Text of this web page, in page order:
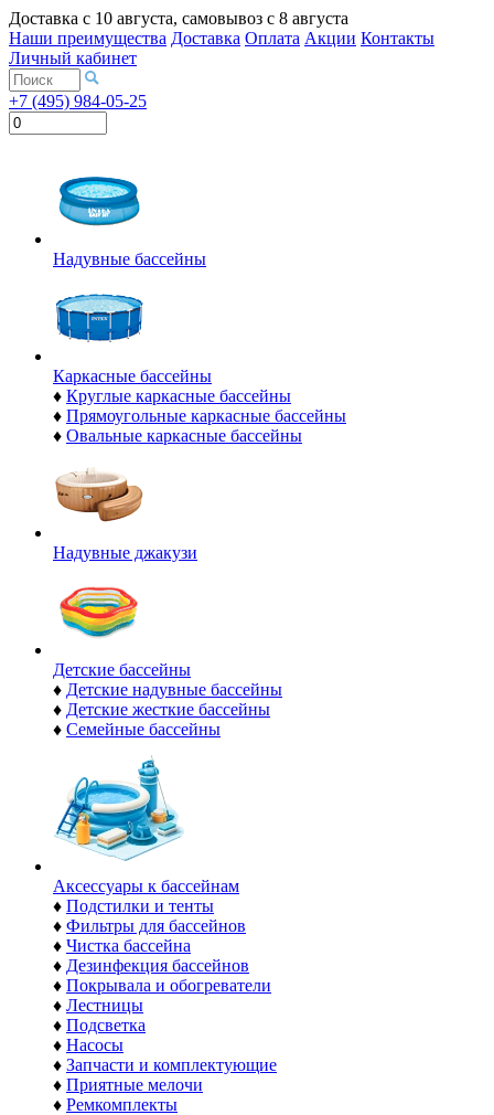
Доставка с 10 августа, самовывоз с 8 августа
Наши преимущества Доставка Оплата Акции Контакты
Личный кабинет
+7 (495) 984-05-25
Надувные бассейны
Каркасные бассейны
♦ Круглые каркасные бассейны
♦ Прямоугольные каркасные бассейны
♦ Овальные каркасные бассейны
Надувные джакузи
Детские бассейны
♦ Детские надувные бассейны
♦ Детские жесткие бассейны
♦ Семейные бассейны
Аксессуары к бассейнам
♦ Подстилки и тенты
♦ Фильтры для бассейнов
♦ Чистка бассейна
♦ Дезинфекция бассейнов
♦ Покрывала и обогреватели
♦ Лестницы
♦ Подсветка
♦ Насосы
♦ Запчасти и комплектующие
♦ Приятные мелочи
♦ Ремкомплекты